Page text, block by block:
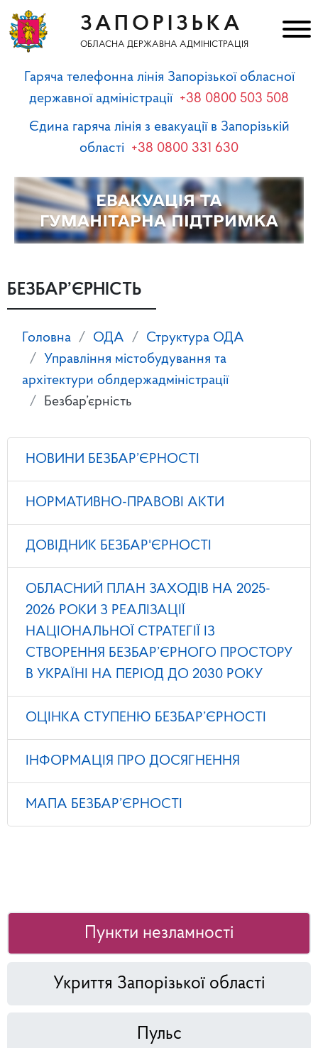
ЗАПОРІЗЬКА
ОБЛАСНА ДЕРЖАВНА АДМІНІСТРАЦІЯ
Гаряча телефонна лінія Запорізької обласної
державної адміністрації +38 0800 503 508
Єдина гаряча лінія з евакуації в Запорізькій
області +38 0800 331 630
БЕЗБАР’ЄРНІСТЬ
Головна ОДА
Структура ОДА
Управління містобудування та
архітектури облдержадміністрації
Безбар’єрність
НОВИНИ БЕЗБАР’ЄРНОСТІ
НОРМАТИВНО-ПРАВОВІ АКТИ
ДОВІДНИК БЕЗБАР'ЄРНОСТІ
ОБЛАСНИЙ ПЛАН ЗАХОДІВ НА 2025-
2026 РОКИ З РЕАЛІЗАЦІЇ
НАЦІОНАЛЬНОЇ СТРАТЕГІЇ ІЗ
СТВОРЕННЯ БЕЗБАР’ЄРНОГО ПРОСТОРУ
В УКРАЇНІ НА ПЕРІОД ДО 2030 РОКУ
ОЦІНКА СТУПЕНЮ БЕЗБАР’ЄРНОСТІ
ІНФОРМАЦІЯ ПРО ДОСЯГНЕННЯ
МАПА БЕЗБАР’ЄРНОСТІ
Пункти незламності
Укриття Запорізької області
Пульс